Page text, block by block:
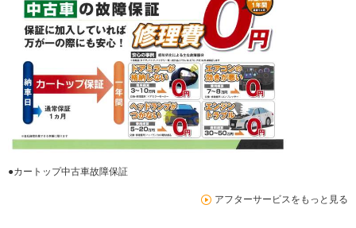
●カートップ中古車故障保証
アフターサービスをもっと見る